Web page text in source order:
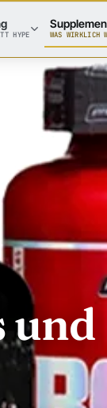
HYPE WAS WIRKLICH
und